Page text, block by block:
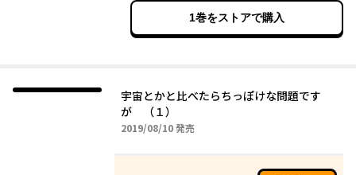
https://twitter.com/bambi_no_3
※この物語はフィクションです。実在の人物・団体・事件などと
1巻をストアで購入
宇宙とかと比べたらちっぽけな問題です
が （１）
2019/08/102019年08月10日
発売